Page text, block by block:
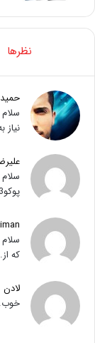
نظرها
نیاز
پوکوM3شارژکرد؟ لطف...
iman
که
لادن